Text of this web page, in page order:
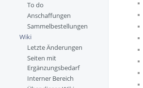
To do
Anschaffungen
Sammelbestellungen
Wiki
Letzte Änderungen
Seiten mit
Ergänzungsbedarf
Interner Bereich